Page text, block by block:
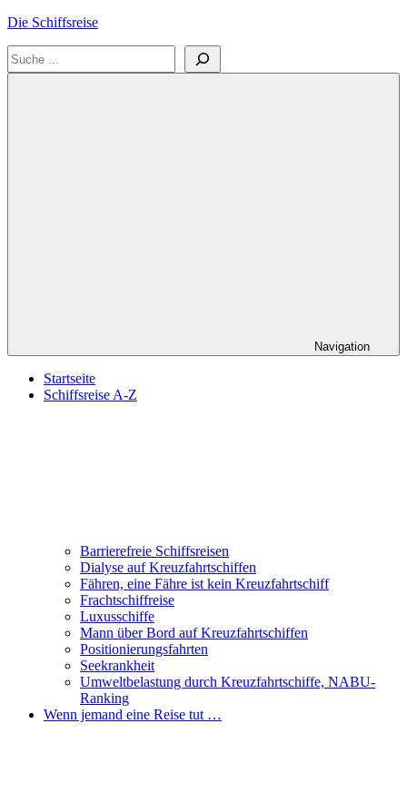
Zum
springen
Die Schiffsreise
Literatur-
Suchen
Navigation
Startseite
Schiffsreise A-Z
Barrierefreie Schiffsreisen
Dialyse auf Kreuzfahrtschiffen
Fähren, eine Fähre ist kein Kreuzfahrtschiff
Frachtschiffreise
Luxusschiffe
Mann über Bord auf Kreuzfahrtschiffen
Positionierungsfahrten
Seekrankheit
Umweltbelastung durch Kreuzfahrtschiffe, NABU-
Ranking
Wenn jemand eine Reise tut …